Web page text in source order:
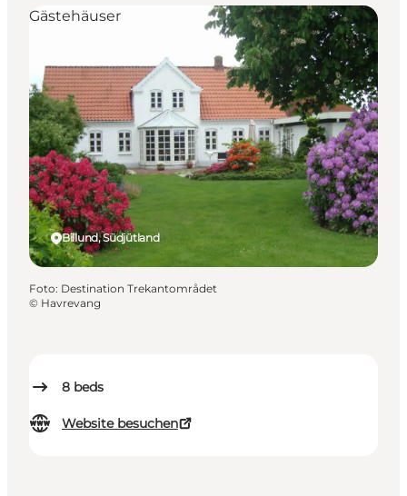
8 beds
Website besuchen
Billund, Südjütland
Gästehäuser
Foto: Destination Trekantområdet
© Havrevang